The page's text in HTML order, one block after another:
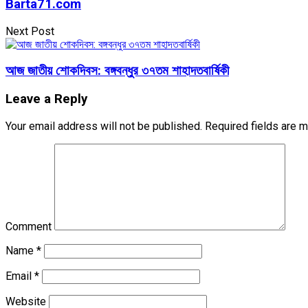
Barta71.com
Next Post
আজ জাতীয় শোকদিবস: বঙ্গবন্ধুর ৩৭তম শাহাদতবার্ষিকী
Leave a Reply
Your email address will not be published. Required fields are
Comment
Name *
Email *
Website